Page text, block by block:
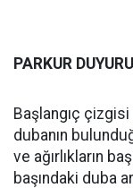
PARKUR
Başlangıç çizgisi
dubanın
ve ağırlıkların
başındaki duba